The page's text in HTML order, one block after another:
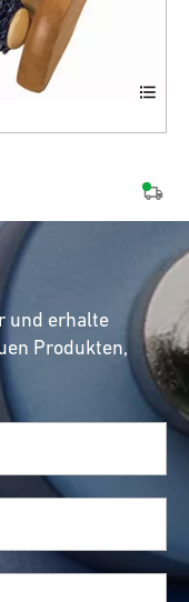
und erhalte
Produkten,